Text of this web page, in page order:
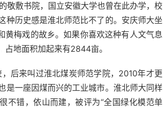
敬敷书院，国立安徽大学也曾在此办学，校
种历史感是淮北师范比不了的。安庆师大坐
黄梅戏的故乡。如果你喜欢这种有人文气息
地面积加起来有2844亩。
后来叫过淮北煤炭师范学院，2010年才更
是一座因煤而兴的工业城市。淮北师大同样
不错，依山而建，被评为“全国绿化模范单